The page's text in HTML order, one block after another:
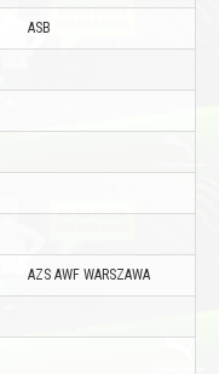
ASB
AZS AWF WARSZAWA